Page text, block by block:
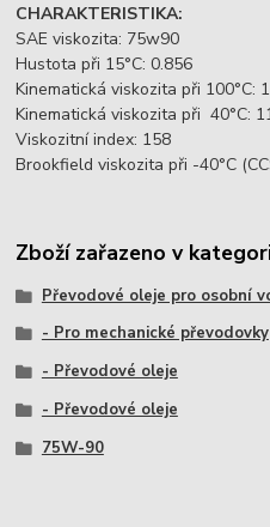
CHARAKTERISTIKA:
SAE viskozita: 75w90
Hustota při 15°C: 0.856
Kinematická viskozita při 100°C:
Kinematická viskozita při 40°C:
Viskozitní index: 158
Brookfield viskozita při -40°C
Zboží zařazeno v
Převodové oleje pro osobní
- Pro mechanické převodovky
- Převodové oleje
- Převodové oleje
75W-90